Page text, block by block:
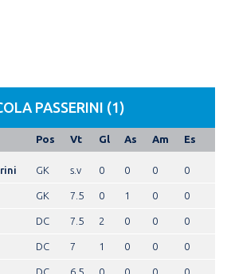
PASSERINI (1)
Pos Vt Gl As Am Es
GK s.v 0 0 0 0
GK 7.5 0 1 0 0
DC 7.5 2 0 0 0
DC 7 1 0 0 0